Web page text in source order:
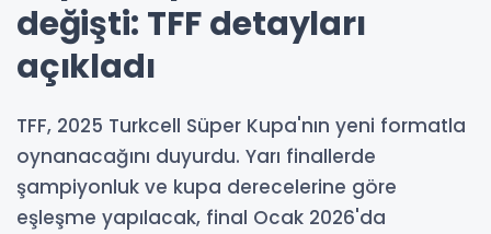
değişti: TFF detayları
açıkladı
TFF, 2025 Turkcell Süper Kupa'nın yeni formatla
oynanacağını duyurdu. Yarı finallerde
şampiyonluk ve kupa derecelerine göre
eşleşme yapılacak, final Ocak 2026'da